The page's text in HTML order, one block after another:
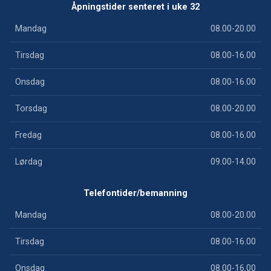
Åpningstider senteret i uke 32
08.00-20.00
Mandag
08.00-16.00
Tirsdag
08.00-16.00
Onsdag
08.00-20.00
Torsdag
08.00-16.00
Fredag
09.00-14.00
Lørdag
Telefontider/bemanning
08.00-20.00
Mandag
08.00-16.00
Tirsdag
08.00-16.00
Onsdag